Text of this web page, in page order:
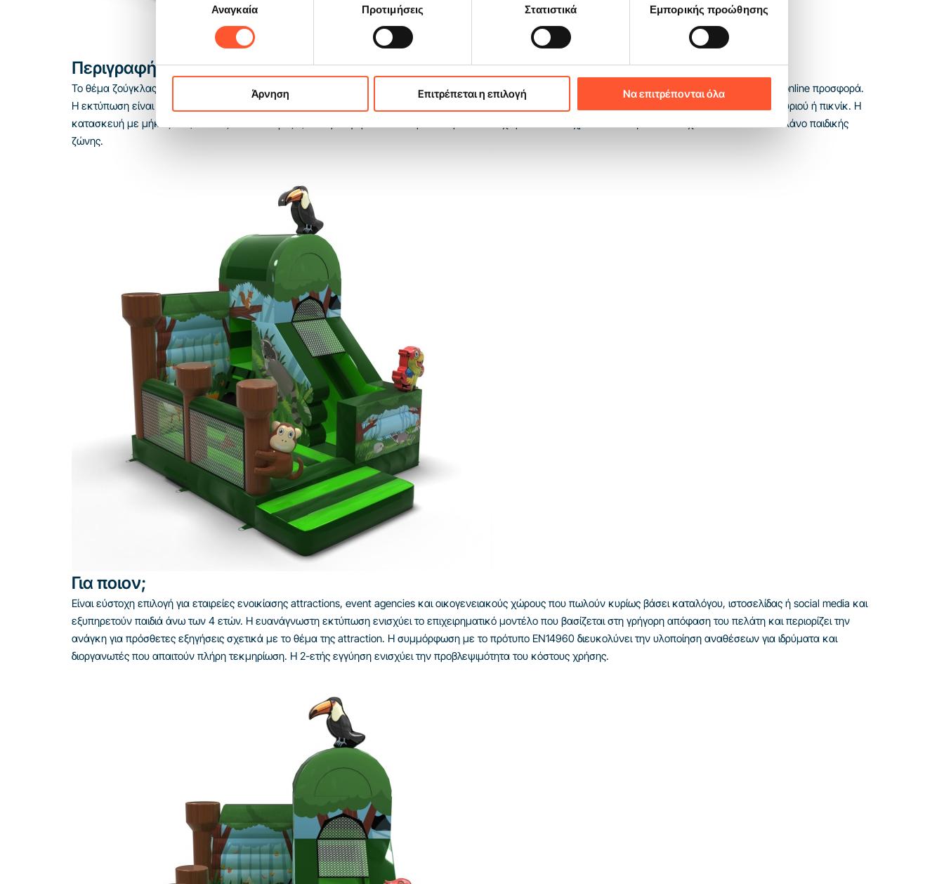
συγκατάθεσηςΑναγκαία Προτιμήσεις Στατιστικά Εμπορικής προώθησης
Άρνηση Επιτρέπεται η επιλογή Να επιτρέπονται όλα
Περιγραφή προϊόντος
Το θέμα ζούγκλας δείχνει αμέσως στον πελάτη τι ατμόσφαιρα μπορεί να έχει η ζώνη παιχνιδιού, γι’ αυτό διευκολύνει την παρουσίαση της attraction στην online προσφορά.
Η εκτύπωση είναι ευανάγνωστη στη μικρογραφία, δείχνει καλά στην αγγελία και βοηθά να ληφθεί πιο γρήγορα η απόφαση για κράτηση γενεθλίων, πανηγυριού ή πικνίκ. Η
κατασκευή με μήκος 5 m, πλάτος 4 m και ύψος 5,2 m προσφέρει format αρκετά ορατό στον χώρο και ταυτόχρονα άνετο για να ενταχθεί σε ένα τυπικό πλάνο παιδικής
ζώνης.
Για ποιον;
Είναι εύστοχη επιλογή για εταιρείες ενοικίασης attractions, event agencies και οικογενειακούς χώρους που πωλούν κυρίως βάσει καταλόγου, ιστοσελίδας ή social media και
εξυπηρετούν παιδιά άνω των 4 ετών. Η ευανάγνωστη εκτύπωση ενισχύει το επιχειρηματικό μοντέλο που βασίζεται στη γρήγορη απόφαση του πελάτη και περιορίζει την
ανάγκη για πρόσθετες εξηγήσεις σχετικά με το θέμα της attraction. Η συμμόρφωση με το πρότυπο EN14960 διευκολύνει την υλοποίηση αναθέσεων για ιδρύματα και
διοργανωτές που απαιτούν πλήρη τεκμηρίωση. Η 2-ετής εγγύηση ενισχύει την προβλεψιμότητα του κόστους χρήσης.